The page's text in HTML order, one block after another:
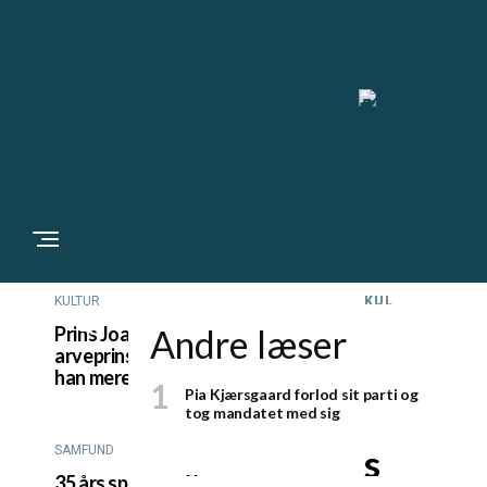
KUL
ri
s
KULTUR
Prins Joachim gik fra
arveprins til outsider, nu er
han mere populær end længe
SAMFUND
Andre læser
Pia Kjærsgaard forlod sit parti og
tog mandatet med sig